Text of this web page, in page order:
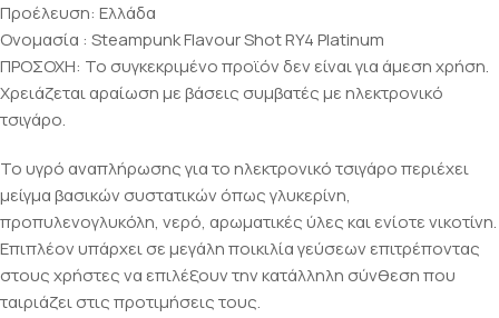
Προέλευση: Ελλάδα
Ονομασία : Steampunk Flavour Shot RY4 Platinum
ΠΡΟΣΟΧΗ: Το συγκεκριμένο προϊόν δεν είναι για άμεση χρήση.
Χρειάζεται αραίωση με βάσεις συμβατές με ηλεκτρονικό
τσιγάρο.
Το υγρό αναπλήρωσης για το ηλεκτρονικό τσιγάρο περιέχει
μείγμα βασικών συστατικών όπως γλυκερίνη,
προπυλενογλυκόλη, νερό, αρωματικές ύλες και ενίοτε νικοτίνη.
Επιπλέον υπάρχει σε μεγάλη ποικιλία γεύσεων επιτρέποντας
στους χρήστες να επιλέξουν την κατάλληλη σύνθεση που
ταιριάζει στις προτιμήσεις τους.